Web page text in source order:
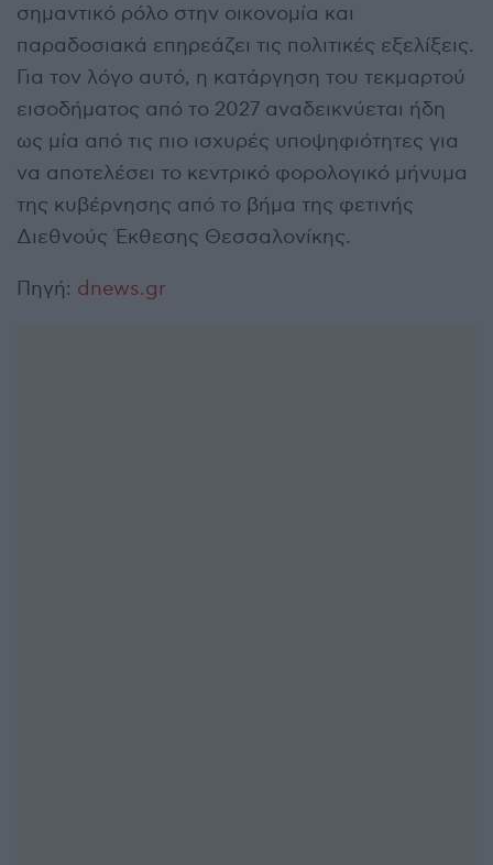
σημαντικό ρόλο στην οικονομία και
παραδοσιακά επηρεάζει τις πολιτικές εξελίξεις.
Για τον λόγο αυτό, η κατάργηση του τεκμαρτού
εισοδήματος από το 2027 αναδεικνύεται ήδη
ως μία από τις πιο ισχυρές υποψηφιότητες για
να αποτελέσει το κεντρικό φορολογικό μήνυμα
της κυβέρνησης από το βήμα της φετινής
Διεθνούς Έκθεσης Θεσσαλονίκης.
Πηγή: dnews.gr